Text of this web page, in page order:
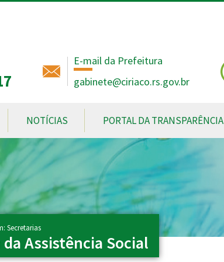
E-mail da Prefeitura
gabinete@ciriaco.rs.gov.br
NOTÍCIAS PORTAL DA TRANSPARÊNCIA
Secretarias
Assistência Social